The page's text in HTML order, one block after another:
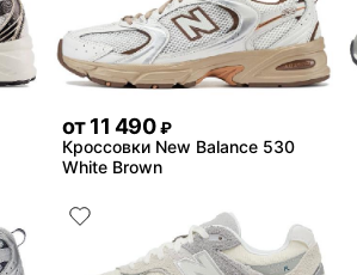
от11 490 ₽
Кроссовки New Balance 530
White Brown